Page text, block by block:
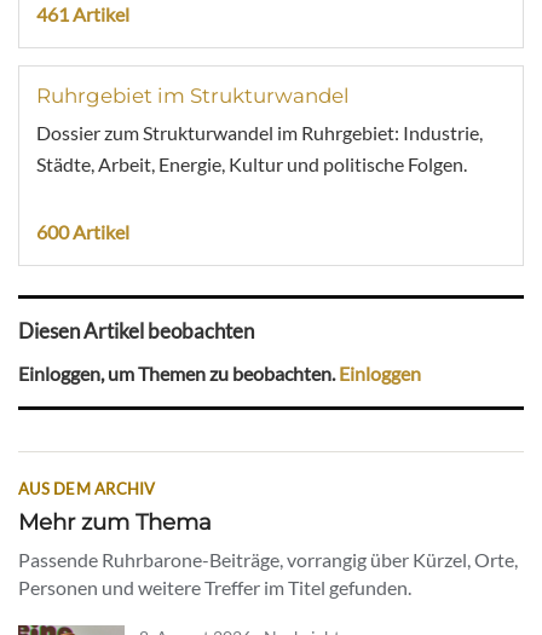
461 Artikel
Ruhrgebiet im Strukturwandel
Dossier zum Strukturwandel im Ruhrgebiet: Industrie,
Städte, Arbeit, Energie, Kultur und politische Folgen.
600 Artikel
Diesen Artikel beobachten
Einloggen, um Themen zu beobachten.Einloggen
AUS DEM ARCHIV
Mehr zum Thema
Passende Ruhrbarone-Beiträge, vorrangig über Kürzel, Orte,
Personen und weitere Treffer im Titel gefunden.